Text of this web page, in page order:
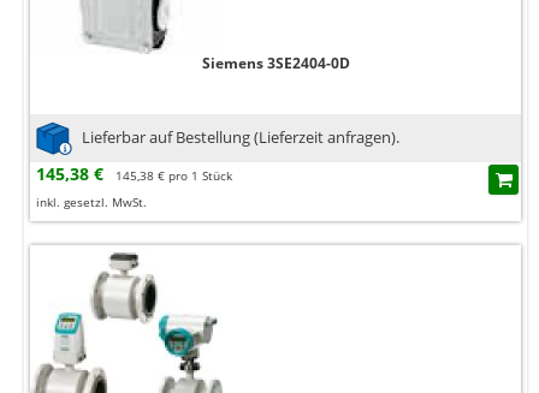
Siemens 3SE2404-0D
Lieferbar auf Bestellung (Lieferzeit anfragen).
145,38 €
145,38 € pro 1 Stück
inkl. gesetzl. MwSt.